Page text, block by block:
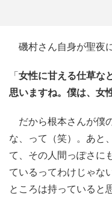
磯村さん自身が聖夜
「 女性に甘える仕草な
思いますね。僕は、女
だから根本さんが僕
な、って（笑）。あと
て、その人間っぽさに
ているってわけじゃな
ところは持っていると